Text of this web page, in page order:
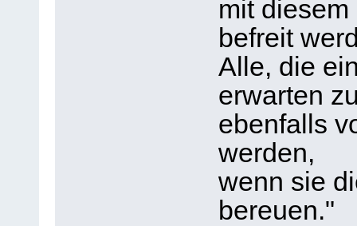
mit
befreit
Alle, die
erwarten
ebenfalls
werden,
wenn sie
bereuen."